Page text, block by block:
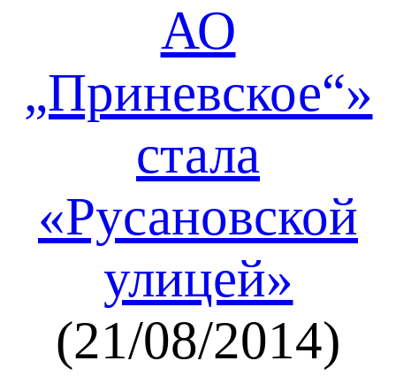
АО
„Приневское“»
стала
«Русановской
улицей»
(21/08/2014)